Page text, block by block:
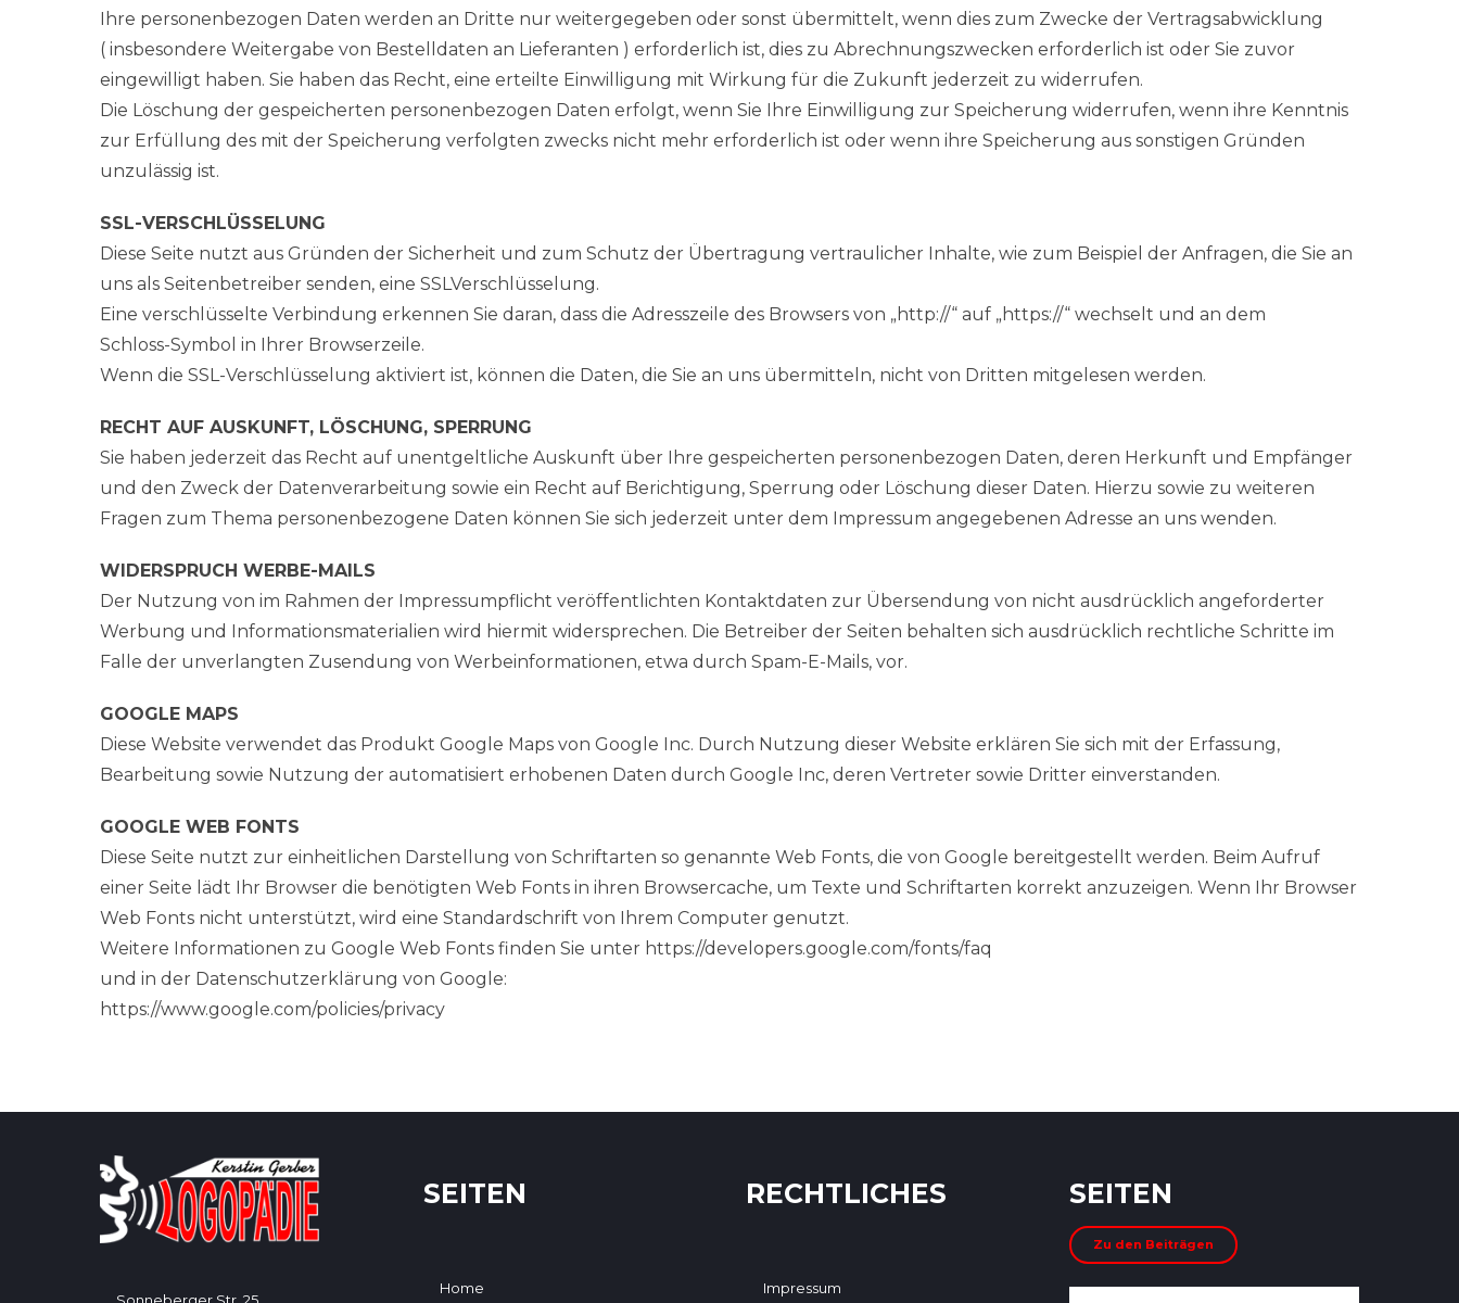
Ihre personenbezogen Daten werden an Dritte nur weitergegeben oder sonst übermittelt, wenn dies zum Zwecke der Vertragsabwicklung
( insbesondere Weitergabe von Bestelldaten an Lieferanten ) erforderlich ist, dies zu Abrechnungszwecken erforderlich ist oder Sie zuvor
eingewilligt haben. Sie haben das Recht, eine erteilte Einwilligung mit Wirkung für die Zukunft jederzeit zu widerrufen.
Die Löschung der gespeicherten personenbezogen Daten erfolgt, wenn Sie Ihre Einwilligung zur Speicherung widerrufen, wenn ihre Kenntnis
zur Erfüllung des mit der Speicherung verfolgten zwecks nicht mehr erforderlich ist oder wenn ihre Speicherung aus sonstigen Gründen
unzulässig ist.
SSL-VERSCHLÜSSELUNG
Diese Seite nutzt aus Gründen der Sicherheit und zum Schutz der Übertragung vertraulicher Inhalte, wie zum Beispiel der Anfragen, die Sie an
uns als Seitenbetreiber senden, eine SSLVerschlüsselung.
Eine verschlüsselte Verbindung erkennen Sie daran, dass die Adresszeile des Browsers von „http://“ auf „https://“ wechselt und an dem
Schloss-Symbol in Ihrer Browserzeile.
Wenn die SSL-Verschlüsselung aktiviert ist, können die Daten, die Sie an uns übermitteln, nicht von Dritten mitgelesen werden.
RECHT AUF AUSKUNFT, LÖSCHUNG, SPERRUNG
Sie haben jederzeit das Recht auf unentgeltliche Auskunft über Ihre gespeicherten personenbezogen Daten, deren Herkunft und Empfänger
und den Zweck der Datenverarbeitung sowie ein Recht auf Berichtigung, Sperrung oder Löschung dieser Daten. Hierzu sowie zu weiteren
Fragen zum Thema personenbezogene Daten können Sie sich jederzeit unter dem Impressum angegebenen Adresse an uns wenden.
WIDERSPRUCH WERBE-MAILS
Der Nutzung von im Rahmen der Impressumpflicht veröffentlichten Kontaktdaten zur Übersendung von nicht ausdrücklich angeforderter
Werbung und Informationsmaterialien wird hiermit widersprechen. Die Betreiber der Seiten behalten sich ausdrücklich rechtliche Schritte im
Falle der unverlangten Zusendung von Werbeinformationen, etwa durch Spam-E-Mails, vor.
GOOGLE MAPS
Diese Website verwendet das Produkt Google Maps von Google Inc. Durch Nutzung dieser Website erklären Sie sich mit der Erfassung,
Bearbeitung sowie Nutzung der automatisiert erhobenen Daten durch Google Inc, deren Vertreter sowie Dritter einverstanden.
GOOGLE WEB FONTS
Diese Seite nutzt zur einheitlichen Darstellung von Schriftarten so genannte Web Fonts, die von Google bereitgestellt werden. Beim Aufruf
einer Seite lädt Ihr Browser die benötigten Web Fonts in ihren Browsercache, um Texte und Schriftarten korrekt anzuzeigen. Wenn Ihr Browser
Web Fonts nicht unterstützt, wird eine Standardschrift von Ihrem Computer genutzt.
Weitere Informationen zu Google Web Fonts finden Sie unter https://developers.google.com/fonts/faq
und in der Datenschutzerklärung von Google:
https://www.google.com/policies/privacy
Sonneberger Str. 25
SEITEN
Home
RECHTLICHES
Impressum
SEITEN
Zu den Beiträgen